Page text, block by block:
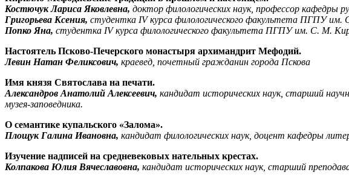
Костючук Лариса Яковлевна, доктор филологических наук, профессор
Григорьева Ксения, студентка IV курса филологического факультета ПГПУ им.
Попко Яна, студентка IV курса филологического факультета ПГПУ им. С. М.
Настоятель Псково-Печерского монастыря архимандрит Мефодий.
Левин Натан Феликсович, краевед, почетный гражданин города Пскова
Имя князя Святослава на печати.
Александров Анатолий Алексеевич, кандидат исторических наук, старший
музея-заповедника.
О семантике купальского «Залома».
Площук Галина Ивановна, кандидат филологических наук, доцент кафедры
Изучение надписей на средневековых нательных крестах.
Колпакова Юлия Вячеславовна, кандидат исторических наук, старший